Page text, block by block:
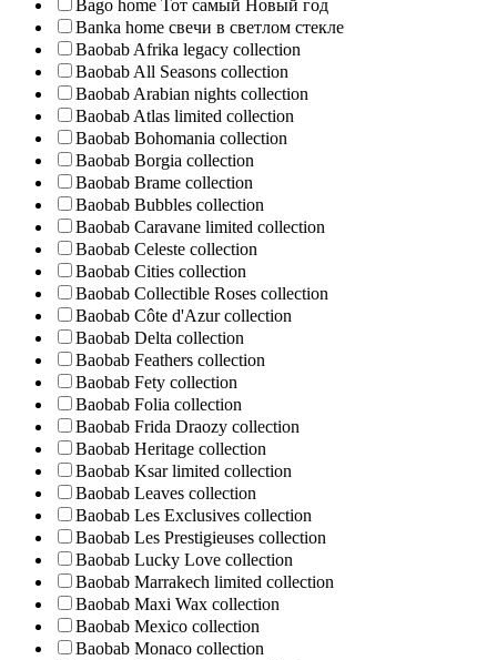
Bago home Тот самый Новый год
Banka home свечи в светлом стекле
Baobab Afrika legacy collection
Baobab All Seasons collection
Baobab Arabian nights collection
Baobab Atlas limited collection
Baobab Bohomania collection
Baobab Borgia collection
Baobab Brame collection
Baobab Bubbles collection
Baobab Caravane limited collection
Baobab Celeste collection
Baobab Cities collection
Baobab Collectible Roses collection
Baobab Côte d'Azur collection
Baobab Delta collection
Baobab Feathers collection
Baobab Fety collection
Baobab Folia collection
Baobab Frida Draozy collection
Baobab Heritage collection
Baobab Ksar limited collection
Baobab Leaves collection
Baobab Les Exclusives collection
Baobab Les Prestigieuses collection
Baobab Lucky Love collection
Baobab Marrakech limited collection
Baobab Maxi Wax collection
Baobab Mexico collection
Baobab Monaco collection